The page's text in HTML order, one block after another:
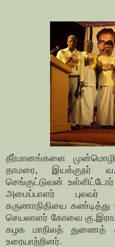
தீர்மானங்களை
தாமரை, இயக்குநர்
செங்குட்டுவன் உள்ளிட்டோர்
அமைப்பாளர் புலவர்
கருணாநிதியை கண்டித்து
செயலாளர் கோவை
கழக மாநிலத் துணைத்
உரையாற்றினர்.